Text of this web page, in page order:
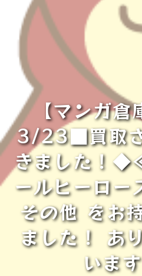
【マンガ倉
3/23■買取
きました！
ールヒーロ
その他 をお
ました！ あ
いま